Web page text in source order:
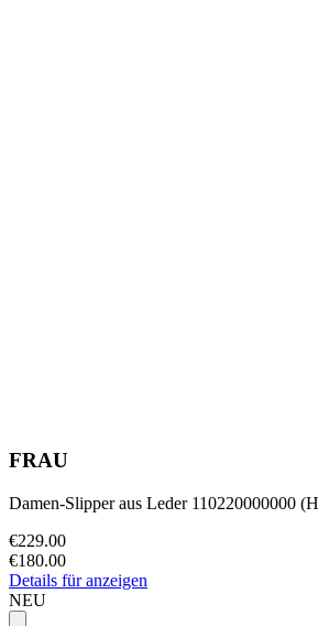
FRAU
Damen-Slipper aus Leder 110220000000
€229.00
€180.00
Details für anzeigen
NEU